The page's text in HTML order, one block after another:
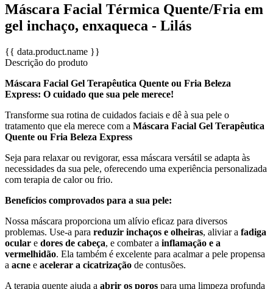
Máscara Facial Térmica Quente/Fria em
gel inchaço, enxaqueca - Lilás
{{ data.product.name }}
Descrição do produto
Máscara Facial Gel Terapêutica Quente ou Fria Beleza
Express: O cuidado que sua pele merece!
Transforme sua rotina de cuidados faciais e dê à sua pele o
tratamento que ela merece com a Máscara Facial Gel Terapêutica
Quente ou Fria Beleza Express
Seja para relaxar ou revigorar, essa máscara versátil se adapta às
necessidades da sua pele, oferecendo uma experiência personalizada
com terapia de calor ou frio.
Benefícios comprovados para a sua pele:
Nossa máscara proporciona um alívio eficaz para diversos
problemas. Use-a para reduzir inchaços e olheiras, aliviar a fadiga
ocular e dores de cabeça, e combater a inflamação e a
vermelhidão. Ela também é excelente para acalmar a pele propensa
a acne e acelerar a cicatrização de contusões.
A terapia quente ajuda a abrir os poros para uma limpeza profunda